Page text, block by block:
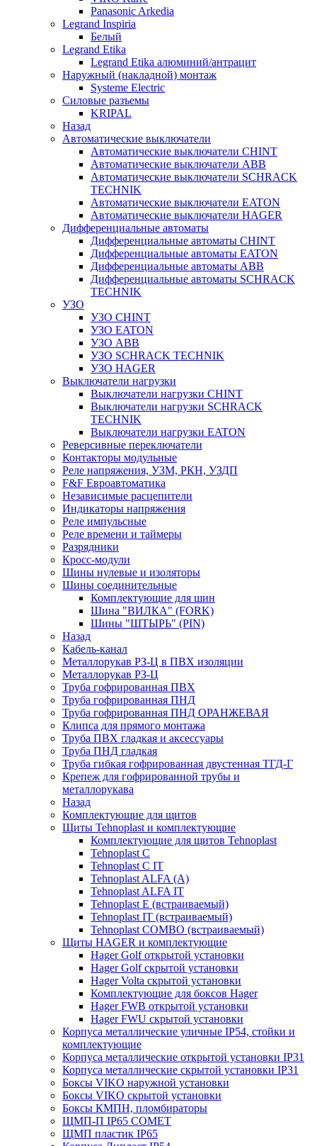
Panasonic Arkedia
Legrand Inspiria
Белый
Legrand Etika
Legrand Etika алюминий/антрацит
Наружный (накладной) монтаж
Systeme Electric
Силовые разъемы
KRIPAL
Назад
Автоматические выключатели
Автоматические выключатели CHINT
Автоматические выключатели ABB
Автоматические выключатели SCHRACK
TECHNIK
Автоматические выключатели EATON
Автоматические выключатели HAGER
Дифференциальные автоматы
Дифференциальные автоматы CHINT
Дифференциальные автоматы EATON
Дифференциальные автоматы ABB
Дифференциальные автоматы SCHRACK
TECHNIK
УЗО
УЗО CHINT
УЗО EATON
УЗО ABB
УЗО SCHRACK TECHNIK
УЗО HAGER
Выключатели нагрузки
Выключатели нагрузки CHINT
Выключатели нагрузки SCHRACK
TECHNIK
Выключатели нагрузки EATON
Реверсивные переключатели
Контакторы модульные
Реле напряжения, УЗМ, РКН, УЗДП
F&F Евроавтоматика
Независимые расцепители
Индикаторы напряжения
Реле импульсные
Реле времени и таймеры
Разрядники
Кросс-модули
Шины нулевые и изоляторы
Шины соединительные
Комплектующие для шин
Шина "ВИЛКА" (FORK)
Шины "ШТЫРЬ" (PIN)
Назад
Кабель-канал
Металлорукав РЗ-Ц в ПВХ изоляции
Металлорукав РЗ-Ц
Труба гофрированная ПВХ
Труба гофрированная ПНД
Труба гофрированная ПНД ОРАНЖЕВАЯ
Клипса для прямого монтажа
Труба ПВХ гладкая и аксессуары
Труба ПНД гладкая
Труба гибкая гофрированная двустенная ТГД-Г
Крепеж для гофрированной трубы и
металлорукава
Назад
Комплектующие для щитов
Щиты Tehnoplast и комплектующие
Комплектующие для щитов Tehnoplast
Tehnoplast C
Tehnoplast C IT
Tehnoplast ALFA (А)
Tehnoplast ALFA IT
Tehnoplast E (встраиваемый)
Tehnoplast IT (встраиваемый)
Tehnoplast COMBO (встраиваемый)
Щиты HAGER и комплектующие
Hager Golf открытой установки
Hager Golf скрытой установки
Hager Volta скрытой установки
Комплектующие для боксов Hager
Hager FWB открытой установки
Hager FWU скрытой установки
Корпуса металлические уличные IP54, стойки и
комплектующие
Корпуса металлические открытой установки IP31
Корпуса металлические скрытой установки IP31
Боксы VIKO наружной установки
Боксы VIKO скрытой установки
Боксы КМПН, пломбираторы
ЩМП-П IP65 COMET
ЩМП пластик IP65